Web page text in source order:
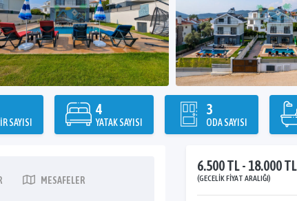
SAYISI
4
YATAK SAYISI
3
ODA SAYISI
MESAFELER
6.500 TL - 18.000 TL
(GECELIK FIYAT ARALIĞI)